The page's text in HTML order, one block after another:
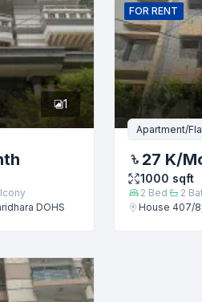
জমা দিন
1
DOHS
FOR RENT
Apartment/
27 K/
1000 sqft
2 Bed 2
House 407/